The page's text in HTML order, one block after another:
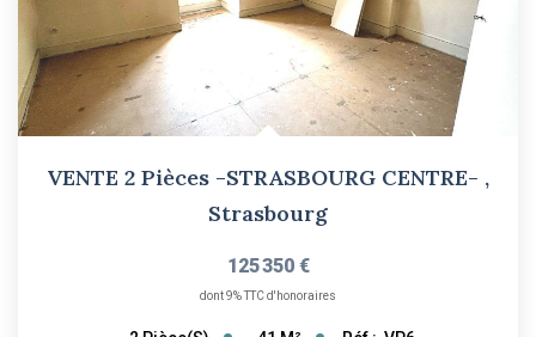
VENTE 2 Pièces -STRASBOURG CENTRE- ,
Strasbourg
125 350 €
dont 9% TTC d'honoraires